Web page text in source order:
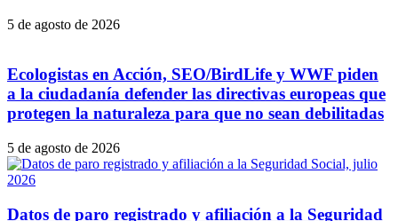
5 de agosto de 2026
Ecologistas en Acción, SEO/BirdLife y WWF piden
a la ciudadanía defender las directivas europeas que
protegen la naturaleza para que no sean debilitadas
5 de agosto de 2026
Datos de paro registrado y afiliación a la Seguridad